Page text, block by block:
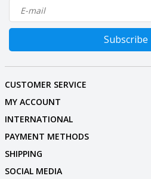
Subscribe
CUSTOMER SERVICE
MY ACCOUNT
INTERNATIONAL
PAYMENT METHODS
SHIPPING
SOCIAL MEDIA